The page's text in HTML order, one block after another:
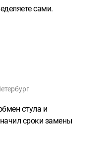
сами.
стула и
сроки замены